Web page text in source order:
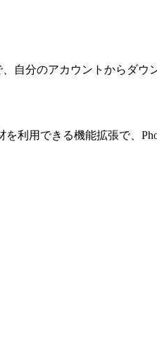
自分のアカウントからダウ
利用できる機能拡張で、